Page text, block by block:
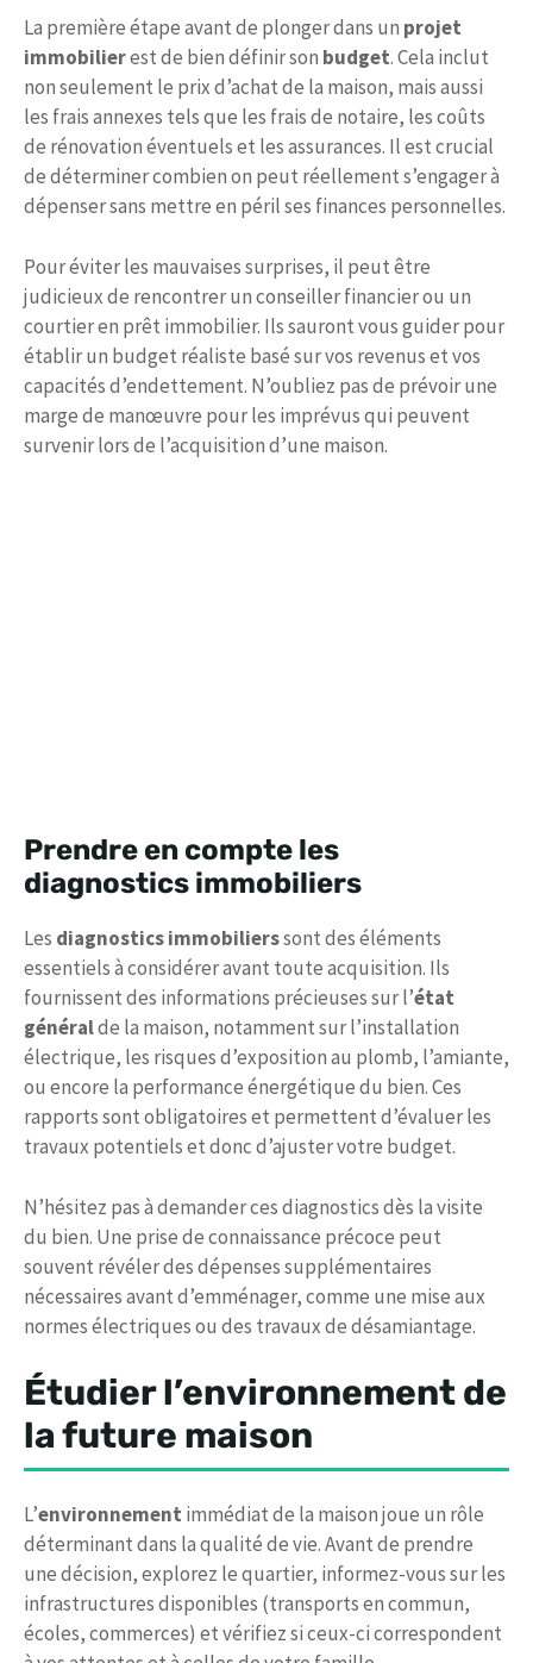
La première étape avant de plonger dans un projet
immobilierest de bien définir son budget. Cela inclut
non seulement le prix d’achat de la maison, mais aussi
les frais annexes tels que les frais de notaire, les coûts
de rénovation éventuels et les assurances. Il est crucial
de déterminer combien on peut réellement s’engager à
dépenser sans mettre en péril ses finances personnelles.
Pour éviter les mauvaises surprises, il peut être
judicieux de rencontrer un conseiller financier ou un
courtier en prêt immobilier. Ils sauront vous guider pour
établir un budget réaliste basé sur vos revenus et vos
capacités d’endettement. N’oubliez pas de prévoir une
marge de manœuvre pour les imprévus qui peuvent
survenir lors de l’acquisition d’une maison.
Prendre en compte les
diagnostics immobiliers
Les diagnostics immobilierssont des éléments
essentiels à considérer avant toute acquisition. Ils
fournissent des informations précieuses sur l’état
généralde la maison, notamment sur l’installation
électrique, les risques d’exposition au plomb, l’amiante,
ou encore la performance énergétique du bien. Ces
rapports sont obligatoires et permettent d’évaluer les
travaux potentiels et donc d’ajuster votre budget.
N’hésitez pas à demander ces diagnostics dès la visite
du bien. Une prise de connaissance précoce peut
souvent révéler des dépenses supplémentaires
nécessaires avant d’emménager, comme une mise aux
normes électriques ou des travaux de désamiantage.
Étudier l’environnement de
la future maison
L’environnement immédiat de la maison joue un rôle
déterminant dans la qualité de vie. Avant de prendre
une décision, explorez le quartier, informez-vous sur les
infrastructures disponibles (transports en commun,
écoles, commerces) et vérifiez si ceux-ci correspondent